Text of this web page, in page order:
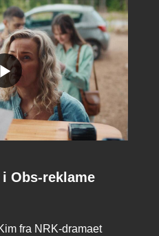
Obs-reklame
fra NRK-dramaet